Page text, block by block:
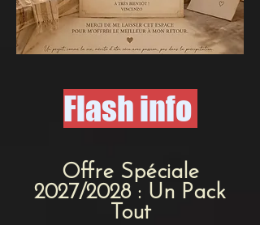
Flash info
Offre Spéciale
2027/2028 : Un Pack
Tout